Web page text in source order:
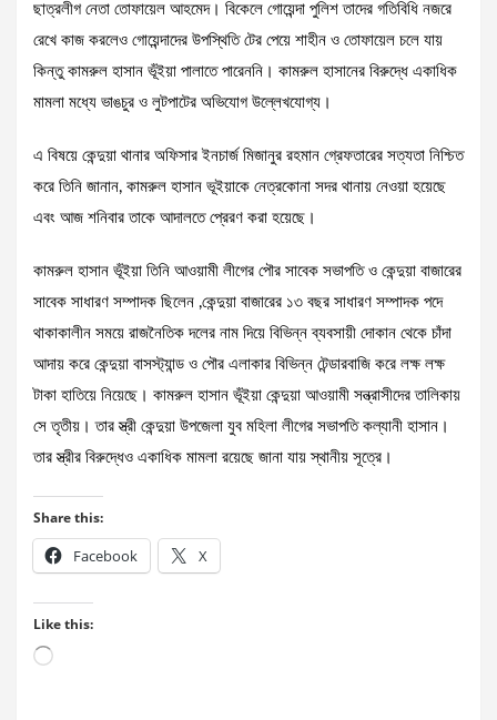
ছাত্রলীগ নেতা তোফায়েল আহমেদ। বিকেলে গোয়েন্দা পুলিশ তাদের গতিবিধি নজরে
রেখে কাজ করলেও গোয়েন্দাদের উপস্থিতি টের পেয়ে ‌শাহীন ও তোফায়েল চলে যায়
কিন্তু কামরুল হাসান ভূঁইয়া পালাতে পারেননি। কামরুল হাসানের বিরুদ্ধে একাধিক
মামলা মধ্যে ভাঙচুর ও লুটপাটের অভিযোগ উল্লেখযোগ্য।
এ বিষয়ে কেন্দুয়া থানার অফিসার ইনচার্জ মিজানুর রহমান গ্রেফতারের সত্যতা নিশ্চিত
করে তিনি জানান, কামরুল হাসান ভূইয়াকে নেত্রকোনা সদর থানায় নেওয়া হয়েছে
এবং আজ শনিবার তাকে আদালতে প্রেরণ করা হয়েছে।
কামরুল হাসান ভূঁইয়া তিনি আওয়ামী লীগের পৌর সাবেক সভাপতি ও কেন্দুয়া বাজারের
সাবেক সাধারণ সম্পাদক ছিলেন ,কেন্দুয়া বাজারের ১৩ বছর সাধারণ সম্পাদক পদে
থাকাকালীন সময়ে রাজনৈতিক দলের নাম দিয়ে বিভিন্ন ব্যবসায়ী দোকান থেকে চাঁদা
আদায় করে কেন্দুয়া বাসস্ট্যান্ড ও পৌর এলাকার বিভিন্ন টেন্ডারবাজি করে লক্ষ লক্ষ
টাকা হাতিয়ে নিয়েছে। কামরুল হাসান ভূঁইয়া কেন্দুয়া আওয়ামী সন্ত্রাসীদের তালিকায়
সে তৃতীয়। তার স্ত্রী কেন্দুয়া উপজেলা যুব মহিলা লীগের সভাপতি কল্যানী হাসান।
তার স্ত্রীর বিরুদ্ধেও একাধিক মামলা রয়েছে জানা যায় স্থানীয় সূত্রে।
Share this:
Facebook X
Like this:
Loading…